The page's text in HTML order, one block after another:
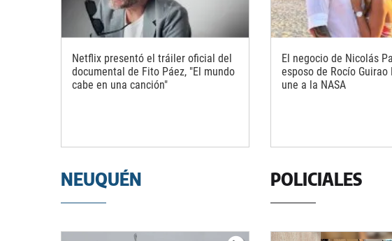
Netflix presentó el tráiler oficial del
documental de Fito Páez, "El mundo
cabe en una canción"
El negocio de Nicolás
esposo de Rocío Guirao
une a la NASA
NEUQUÉN POLICIALES